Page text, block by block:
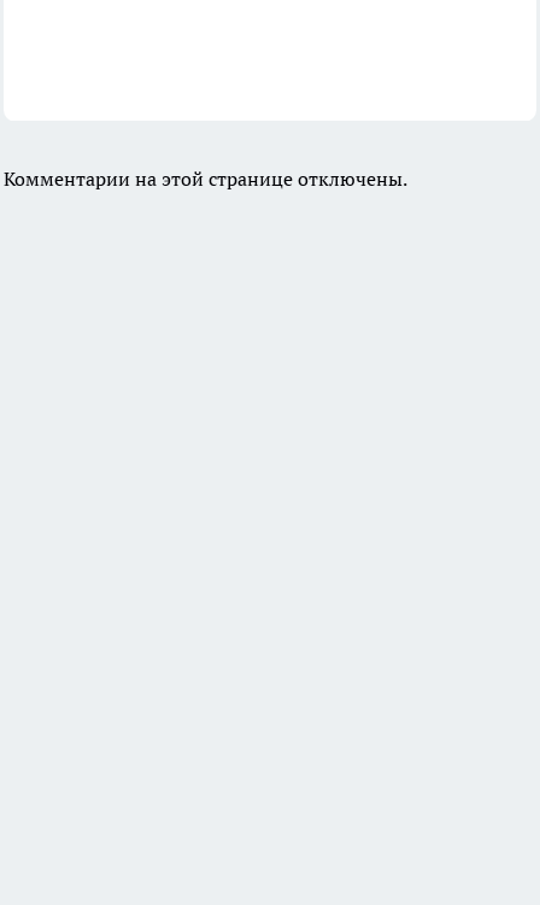
Комментарии на этой странице отключены.